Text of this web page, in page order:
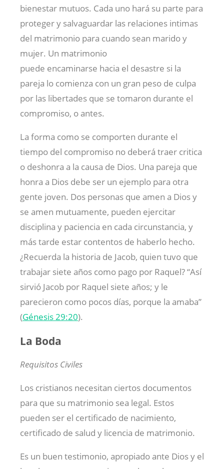
bienestar mutuos. Cada uno hará su parte para
proteger y salvaguardar las relaciones intimas
del matrimonio para cuando sean marido y
mujer. Un matrimonio
puede encaminarse hacia el desastre si la
pareja lo comienza con un gran peso de culpa
por las libertades que se tomaron durante el
compromiso, o antes.
La forma como se comporten durante el
tiempo del compromiso no deberá traer critica
o deshonra a la causa de Dios. Una pareja que
honra a Dios debe ser un ejemplo para otra
gente joven. Dos personas que amen a Dios y
se amen mutuamente, pueden ejercitar
disciplina y paciencia en cada circunstancia, y
más tarde estar contentos de haberlo hecho.
¿Recuerda la historia de Jacob, quien tuvo que
trabajar siete años como pago por Raquel? “Así
sirvió Jacob por Raquel siete años; y le
parecieron como pocos días, porque la amaba”
(Génesis 29:20).
La Boda
Requisitos Civiles
Los cristianos necesitan ciertos documentos
para que su matrimonio sea legal. Estos
pueden ser el certificado de nacimiento,
certificado de salud y licencia de matrimonio.
Es un buen testimonio, apropiado ante Dios y el